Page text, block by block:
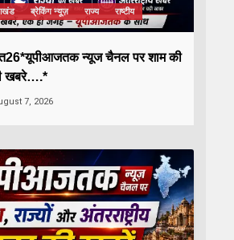
ब्रेकिंग न्यूज़ राज्य राष्टीय
न्यूज चैनल पर शाम की
खबरे….*
7, 2026